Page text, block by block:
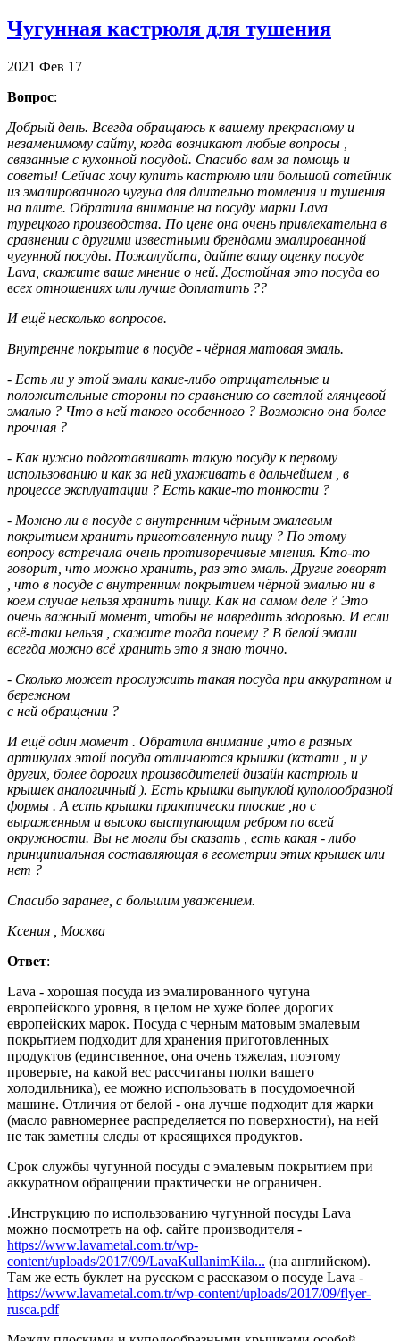
Чугунная кастрюля для тушения
2021 Фев 17
Вопрос:
Добрый день. Всегда обращаюсь к вашему прекрасному и
незаменимому сайту, когда возникают любые вопросы ,
связанные с кухонной посудой. Спасибо вам за помощь и
советы! Сейчас хочу купить кастрюлю или большой сотейник
из эмалированного чугуна для длительно томления и тушения
на плите. Обратила внимание на посуду марки Lava
турецкого производства. По цене она очень привлекательна в
сравнении с другими известными брендами эмалированной
чугунной посуды. Пожалуйста, дайте вашу оценку посуде
Lava, скажите ваше мнение о ней. Достойная это посуда во
всех отношениях или лучше доплатить ??
И ещё несколько вопросов.
Внутренне покрытие в посуде - чёрная матовая эмаль.
- Есть ли у этой эмали какие-либо отрицательные и
положительные стороны по сравнению со светлой глянцевой
эмалью ? Что в ней такого особенного ? Возможно она более
прочная ?
- Как нужно подготавливать такую посуду к первому
использованию и как за ней ухаживать в дальнейшем , в
процессе эксплуатации ? Есть какие-то тонкости ?
- Можно ли в посуде с внутренним чёрным эмалевым
покрытием хранить приготовленную пищу ? По этому
вопросу встречала очень противоречивые мнения. Кто-то
говорит, что можно хранить, раз это эмаль. Другие говорят
, что в посуде с внутренним покрытием чёрной эмалью ни в
коем случае нельзя хранить пищу. Как на самом деле ? Это
очень важный момент, чтобы не навредить здоровью. И если
всё-таки нельзя , скажите тогда почему ? В белой эмали
всегда можно всё хранить это я знаю точно.
- Сколько может прослужить такая посуда при аккуратном и
бережном
с ней обращении ?
И ещё один момент . Обратила внимание ,что в разных
артикулах этой посуда отличаются крышки (кстати , и у
других, более дорогих производителей дизайн кастрюль и
крышек аналогичный ). Есть крышки выпуклой куполообразной
формы . А есть крышки практически плоские ,но с
выраженным и высоко выступающим ребром по всей
окружности. Вы не могли бы сказать , есть какая - либо
принципиальная составляющая в геометрии этих крышек или
нет ?
Спасибо заранее, с большим уважением.
Ксения , Москва
Ответ:
Lava - хорошая посуда из эмалированного чугуна
европейского уровня, в целом не хуже более дорогих
европейских марок. Посуда с черным матовым эмалевым
покрытием подходит для хранения приготовленных
продуктов (единственное, она очень тяжелая, поэтому
проверьте, на какой вес рассчитаны полки вашего
холодильника), ее можно использовать в посудомоечной
машине. Отличия от белой - она лучше подходит для жарки
(масло равномернее распределяется по поверхности), на ней
не так заметны следы от красящихся продуктов.
Срок службы чугунной посуды с эмалевым покрытием при
аккуратном обращении практически не ограничен.
.Инструкцию по использованию чугунной посуды Lava
можно посмотреть на оф. сайте производителя -
https://www.lavametal.com.tr/wp-
content/uploads/2017/09/LavaKullanimKila... (на английском).
Там же есть буклет на русском с рассказом о посуде Lava -
https://www.lavametal.com.tr/wp-content/uploads/2017/09/flyer-
rusca.pdf